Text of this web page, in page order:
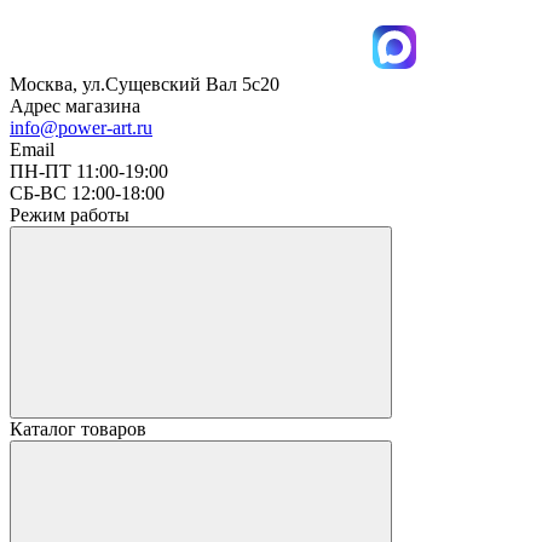
Москва, ул.Сущевский Вал 5с20
Адрес магазина
info@power-art.ru
Email
ПН-ПТ 11:00-19:00
СБ-ВС 12:00-18:00
Режим работы
Каталог товаров